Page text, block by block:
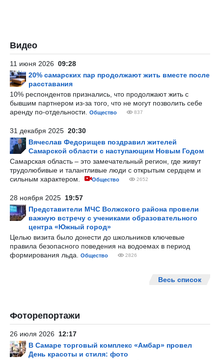
Видео
11 июня 2026 09:28
20% самарских пар продолжают жить вместе после
расставания
10% респондентов признались, что продолжают жить с
бывшим партнером из-за того, что не могут позволить себе
аренду по-отдельности.
Общество 837
31 декабря 2025 20:30
Вячеслав Федорищев поздравил жителей
Самарской области с наступающим Новым Годом
Самарская область – это замечательный регион, где живут
трудолюбивые и талантливые люди с открытым сердцем и
сильным характером.
Общество 2652
28 ноября 2025 19:57
Представители МЧС Волжского района провели
важную встречу с учениками образовательного
центра «Южный город»
Целью визита было донести до школьников ключевые
правила безопасного поведения на водоемах в период
формирования льда.
Общество 2826
Весь список
Фоторепортажи
26 июля 2026 12:17
В Самаре торговый комплекс «Амбар» провел
День красоты и стиля: фото